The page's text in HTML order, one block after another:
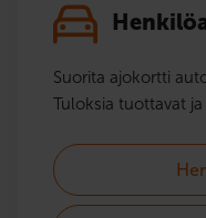
Suorita ajokortti
Tuloksia tuottavat